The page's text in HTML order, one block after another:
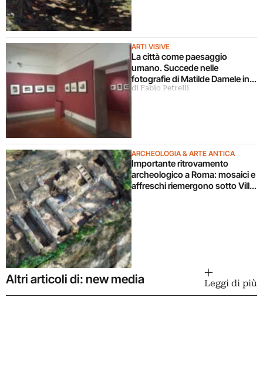
ARTI VISIVE
La città come paesaggio
umano. Succede nelle
fotografie di Matilde Damele in
mostra a Roma
di Fabio Petrelli
ARCHEOLOGIA & ARTE ANTICA
Importante ritrovamento
archeologico a Roma: mosaici e
affreschi riemergono sotto Villa
Altri articoli di: new media Leggi di più